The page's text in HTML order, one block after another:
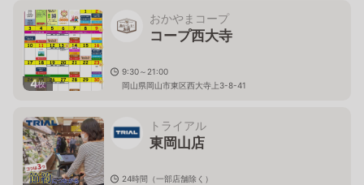
4枚
おかやまコープ
コープ西大寺
9:30～21:00
岡山県岡山市東区西大寺上3-8-41
トライアル
東岡山店
24時間（一部店舗除く）